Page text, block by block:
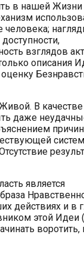
в нашей Жизни
взглядов
описания
оценку
В качестве
даже
причин
является
действиях и в
этой Идеи
воротить,